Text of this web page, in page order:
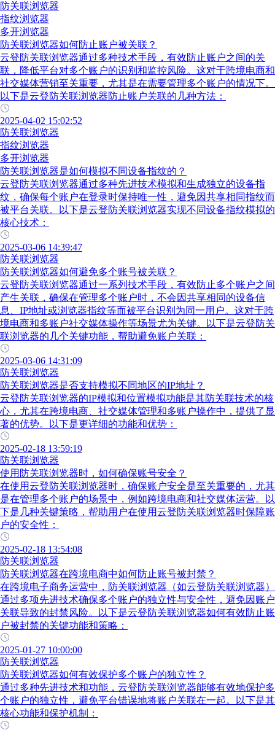
防关联浏览器
指纹浏览器
多开浏览器
防关联浏览器如何防止账户被关联？
云登防关联浏览器通过多种技术手段，有效防止账户之间的关
联，降低平台对多个账户的识别和监控风险。这对于跨境电商和
社交媒体营销至关重要，尤其是在需要管理多个账户的情况下。
以下是云登防关联浏览器防止账户关联的几种方法：
2025-04-02 15:02:52
防关联浏览器
指纹浏览器
多开浏览器
防关联浏览器是如何模拟不同设备指纹的？
云登防关联浏览器通过多种先进技术模拟和生成独立的设备指
纹，确保每个账户在登录时保持唯一性，避免因共享相同指纹而
被平台关联。以下是云登防关联浏览器实现不同设备指纹模拟的
核心技术：
2025-03-06 14:39:47
防关联浏览器
防关联浏览器如何避免多个账号被关联？
云登防关联浏览器通过一系列技术手段，有效防止多个账户之间
产生关联，确保在管理多个账户时，不会因共享相同的设备信
息、IP地址或浏览器指纹等而被平台识别为同一用户。这对于跨
境电商和多账户社交媒体操作等场景尤为关键。以下是云登防关
联浏览器的几个关键功能，帮助避免账户关联：
2025-03-06 14:31:09
防关联浏览器
防关联浏览器是否支持模拟不同地区的IP地址？
云登防关联浏览器的IP模拟和位置模拟功能是其防关联技术的核
心，尤其在跨境电商、社交媒体管理和多账户操作中，提供了显
著的优势。以下是更详细的功能和优势：
2025-02-18 13:59:19
防关联浏览器
使用防关联浏览器时，如何确保账号安全？
在使用云登防关联浏览器时，确保账户安全是至关重要的，尤其
是在管理多个账户的场景中，例如跨境电商和社交媒体运营。以
下是几种关键策略，帮助用户在使用云登防关联浏览器时保障账
户的安全性：
2025-02-18 13:54:08
防关联浏览器
防关联浏览器在跨境电商中如何防止账号被封禁？
在跨境电子商务运营中，防关联浏览器（如云登防关联浏览器）
通过多项先进技术确保多个账户的独立性与安全性，避免因账户
关联导致的封禁风险。以下是云登防关联浏览器如何有效防止账
户被封禁的关键功能和策略：
2025-01-27 10:00:00
防关联浏览器
防关联浏览器如何有效保护多个账户的独立性？
通过多种先进技术和功能，云登防关联浏览器能够有效地保护多
个账户的独立性，避免平台错误地将账户关联在一起。以下是其
核心功能和保护机制：